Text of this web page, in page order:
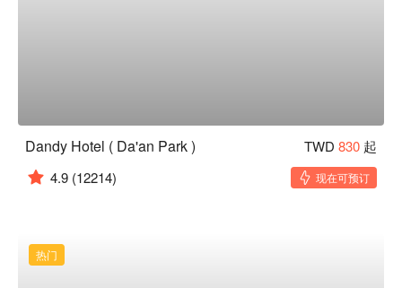
Dandy Hotel ( Da'an Park ) TWD 830 起
4.9 (12214) 现在可预订
热门